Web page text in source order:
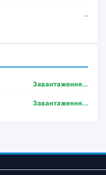
..
Завантаження...
Завантаження...